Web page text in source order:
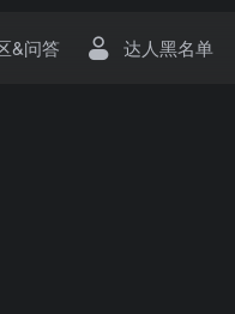
&问答 达人黑名单